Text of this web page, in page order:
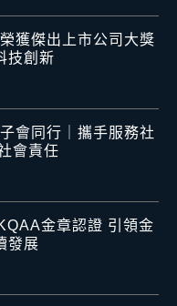
獲傑出上市公司大獎
技創新
會同行｜攜手服務社
會責任
金章認證 引領金
發展